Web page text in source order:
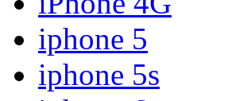
iphone 5
iphone 5s